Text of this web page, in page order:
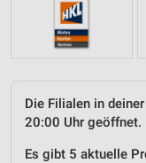
Die Filialen in
20:00 Uhr geöffnet.
Es gibt 5 aktuelle